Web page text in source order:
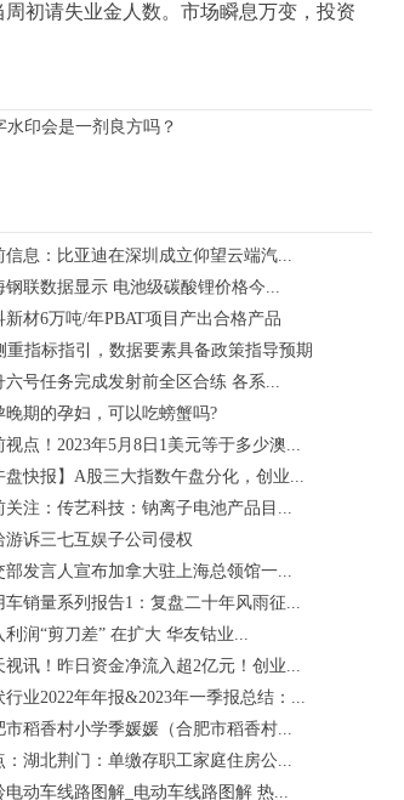
初请失业金人数。市场瞬息万变，投资
印会是一剂良方吗？
信息：比亚迪在深圳成立仰望云端汽...
钢联数据显示 电池级碳酸锂价格今...
新材6万吨/年PBAT项目产出合格产品
重指标指引，数据要素具备政策指导预期
六号任务完成发射前全区合练 各系...
晚期的孕妇，可以吃螃蟹吗?
视点！2023年5月8日1美元等于多少澳...
盘快报】A股三大指数午盘分化，创业...
关注：传艺科技：钠离子电池产品目...
游诉三七互娱子公司侵权
部发言人宣布加拿大驻上海总领馆一...
车销量系列报告1：复盘二十年风雨征...
利润“剪刀差” 在扩大 华友钴业...
视讯！昨日资金净流入超2亿元！创业...
行业2022年年报&2023年一季报总结：...
市稻香村小学季媛媛（合肥市稻香村...
：湖北荆门：单缴存职工家庭住房公...
电动车线路图解_电动车线路图解 热...